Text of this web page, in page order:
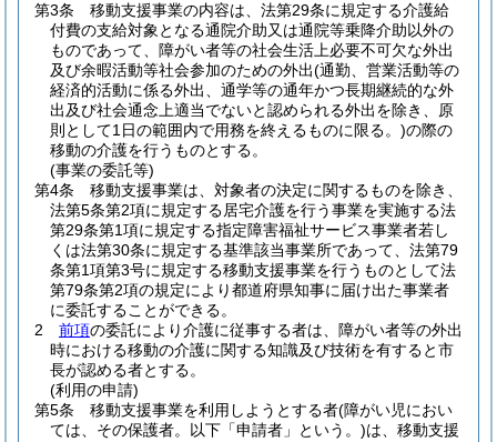
第3条
移動支援事業の内容は、法第29条に規定する介護給
付費の支給対象となる通院介助又は通院等乗降介助以外の
ものであって、障がい者等の社会生活上必要不可欠な外出
及び余暇活動等社会参加のための外出(通勤、営業活動等の
経済的活動に係る外出、通学等の通年かつ長期継続的な外
出及び社会通念上適当でないと認められる外出を除き、原
則として1日の範囲内で用務を終えるものに限る。)の際の
移動の介護を行うものとする。
(事業の委託等)
第4条
移動支援事業は、対象者の決定に関するものを除き、
法第5条第2項に規定する居宅介護を行う事業を実施する法
第29条第1項に規定する指定障害福祉サービス事業者若し
くは法第30条に規定する基準該当事業所であって、法第79
条第1項第3号に規定する移動支援事業を行うものとして法
第79条第2項の規定により都道府県知事に届け出た事業者
に委託することができる。
2
前項の委託により介護に従事する者は、障がい者等の外出
時における移動の介護に関する知識及び技術を有すると市
長が認める者とする。
(利用の申請)
第5条
移動支援事業を利用しようとする者(障がい児におい
ては、その保護者。以下「申請者」という。)は、移動支援